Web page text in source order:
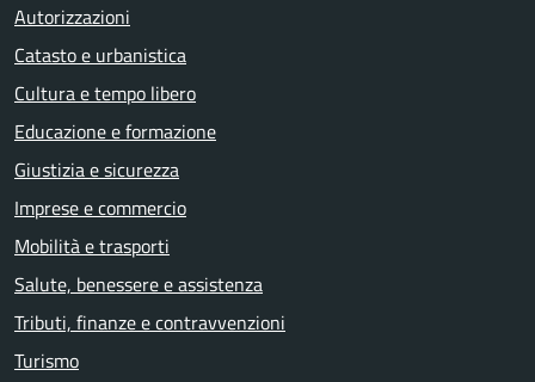
Autorizzazioni
Catasto e urbanistica
Cultura e tempo libero
Educazione e formazione
Giustizia e sicurezza
Imprese e commercio
Mobilità e trasporti
Salute, benessere e assistenza
Tributi, finanze e contravvenzioni
Turismo